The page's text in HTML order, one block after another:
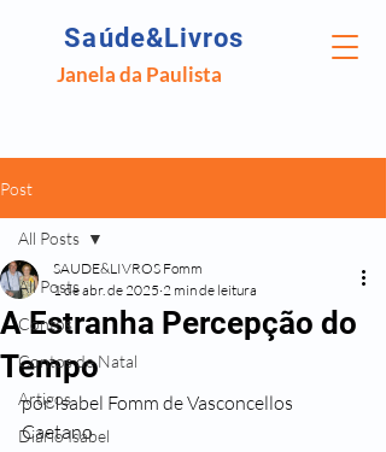
Saúde&Livros
Janela da Paulista
Post
All Posts
Contos
Contos de Natal
Artigos
Diário Isabel
All Posts
A Estranha Percepção do
Tempo
SAUDE&LIVROS Fomm
1 de abr. de 2025 2 min de leitura
por Isabel Fomm de Vasconcellos
Caetano